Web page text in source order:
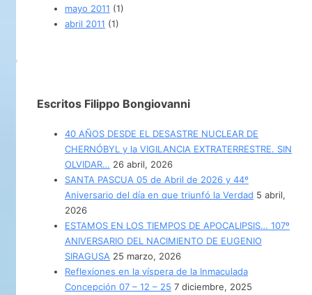
mayo 2011 (1)
abril 2011 (1)
Escritos Filippo Bongiovanni
40 AÑOS DESDE EL DESASTRE NUCLEAR DE
CHERNÓBYL y la VIGILANCIA EXTRATERRESTRE. SIN
OLVIDAR… 26 abril, 2026
SANTA PASCUA 05 de Abril de 2026 y 44º
Aniversario del día en que triunfó la Verdad 5 abril,
2026
ESTAMOS EN LOS TIEMPOS DE APOCALIPSIS… 107º
ANIVERSARIO DEL NACIMIENTO DE EUGENIO
SIRAGUSA 25 marzo, 2026
Reflexiones en la víspera de la Inmaculada
Concepción 07 – 12 – 25 7 diciembre, 2025